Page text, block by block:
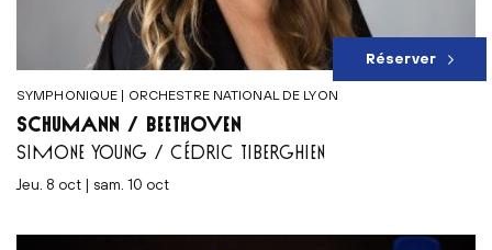
SYMPHONIQUE | ORCHESTRE NATIONAL DE LYON
SCHUMANN / BEETHOVEN
SIMONE YOUNG / CÉDRIC TIBERGHIEN
jeu. 8 oct | sam. 10 oct
Réserver